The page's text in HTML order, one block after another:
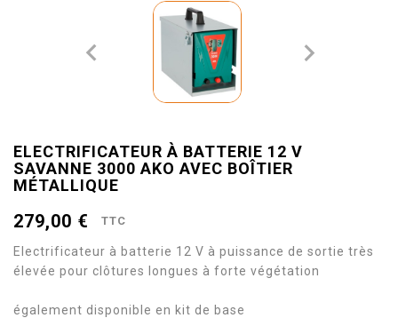
 
ELECTRIFICATEUR À BATTERIE 12 V
SAVANNE 3000 AKO AVEC BOÎTIER
MÉTALLIQUE
279,00 € TTC
Electrificateur à batterie 12 V à puissance de sortie très
élevée pour clôtures longues à forte végétation
également disponible en kit de base